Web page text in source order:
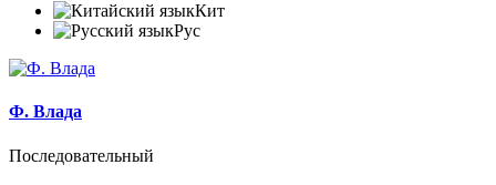
Кит
Рус
Ф. Влада
Последовательный